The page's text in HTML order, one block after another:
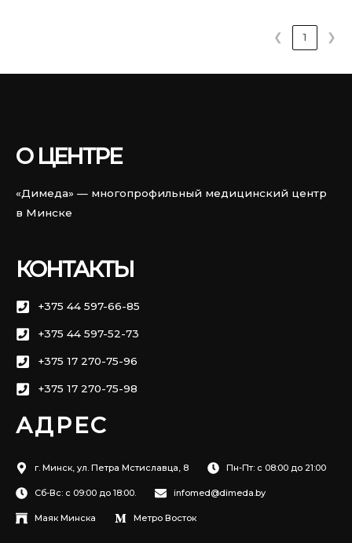
❮ 1 ❯
О ЦЕНТРЕ
«Димеда» — многопрофильный медицинский центр
в Минске
КОНТАКТЫ
+375 44 597-66-85
+375 44 597-52-73
+375 17 270-75-96
+375 17 270-75-98
АДРЕС
г. Минск, ул. Петра Мстиславца, 8 Пн-Пт: с 08:00 до 21:00
Сб-Вс: с 09:00 до 18:00. infomed@dimeda.by
Маяк Минска Метро Восток